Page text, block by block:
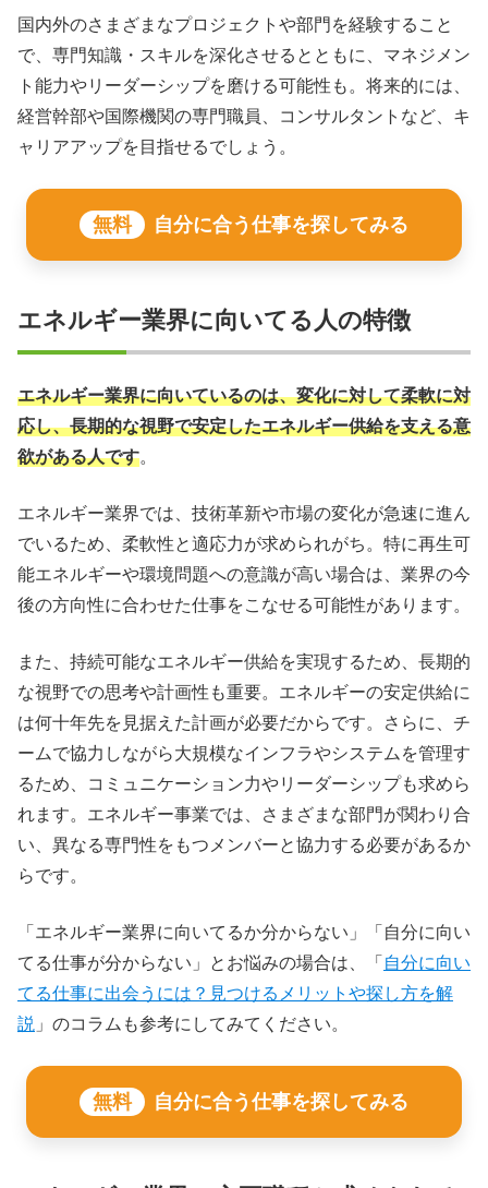
国内外のさまざまなプロジェクトや部門を経験すること
で、専門知識・スキルを深化させるとともに、マネジメン
ト能力やリーダーシップを磨ける可能性も。将来的には、
経営幹部や国際機関の専門職員、コンサルタントなど、キ
ャリアアップを目指せるでしょう。
無料 自分に合う仕事を探してみる
エネルギー業界に向いてる人の特徴
エネルギー業界に向いているのは、変化に対して柔軟に対
応し、長期的な視野で安定したエネルギー供給を支える意
欲がある人です。
エネルギー業界では、技術革新や市場の変化が急速に進ん
でいるため、柔軟性と適応力が求められがち。特に再生可
能エネルギーや環境問題への意識が高い場合は、業界の今
後の方向性に合わせた仕事をこなせる可能性があります。
また、持続可能なエネルギー供給を実現するため、長期的
な視野での思考や計画性も重要。エネルギーの安定供給に
は何十年先を見据えた計画が必要だからです。さらに、チ
ームで協力しながら大規模なインフラやシステムを管理す
るため、コミュニケーション力やリーダーシップも求めら
れます。エネルギー事業では、さまざまな部門が関わり合
い、異なる専門性をもつメンバーと協力する必要があるか
らです。
「エネルギー業界に向いてるか分からない」「自分に向い
てる仕事が分からない」とお悩みの場合は、「 自分に向い
てる仕事に出会うには？見つけるメリットや探し方を解
説 」のコラムも参考にしてみてください。
無料 自分に合う仕事を探してみる